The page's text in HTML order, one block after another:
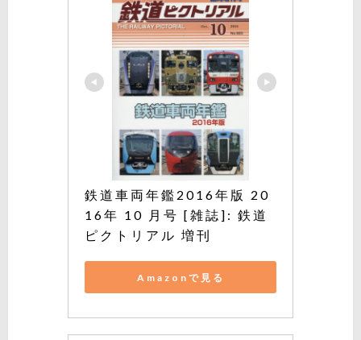
鉄道車両年鑑2016年版 20
16年 10 月号 [雑誌]: 鉄道
ピクトリアル 増刊
Amazonで見る